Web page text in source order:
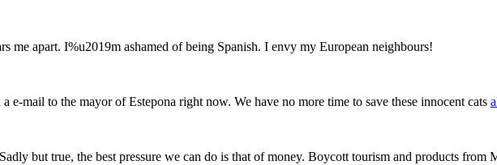
me apart. I%u2019m ashamed of being Spanish. I envy my European neighbours!
e-mail to the mayor of Estepona right now. We have no more time to save these innocent cats
but true, the best pressure we can do is that of money. Boycott tourism and products from